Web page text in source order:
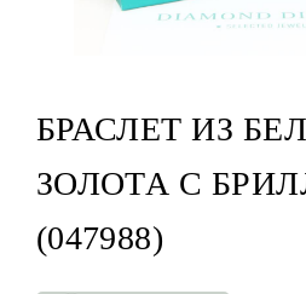
БРАСЛЕТ ИЗ
ЗОЛОТА С
(047988)